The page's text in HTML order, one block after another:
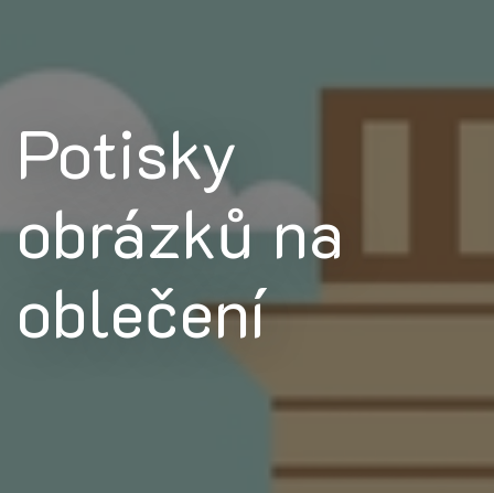
Potisky
obrázků na
oblečení